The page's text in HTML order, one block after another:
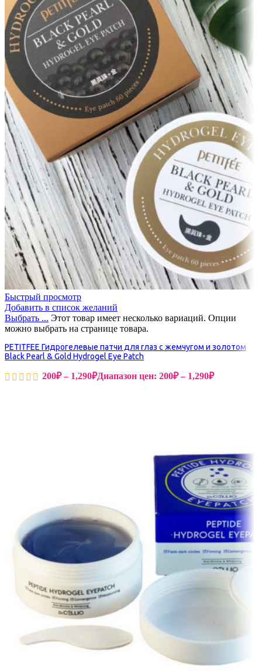
Быстрый просмотр
Добавить в список желаний
Выбрать ... Этот товар имеет несколько вариаций. Опции
можно выбрать на странице товара.
PETITFEE Гидрогелевые патчи для глаз с жемчугом и золотом
Black Pearl & Gold Hydrogel Eye Patch
200₽ – 1,290₽Диапазон цен: 200₽ – 1,290₽